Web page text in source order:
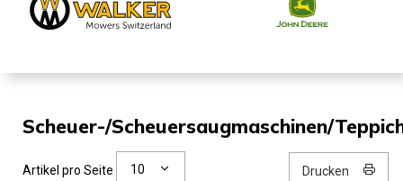
Scheuer-/Scheuersaugmaschinen/
Artikel pro Seite 10
Drucken